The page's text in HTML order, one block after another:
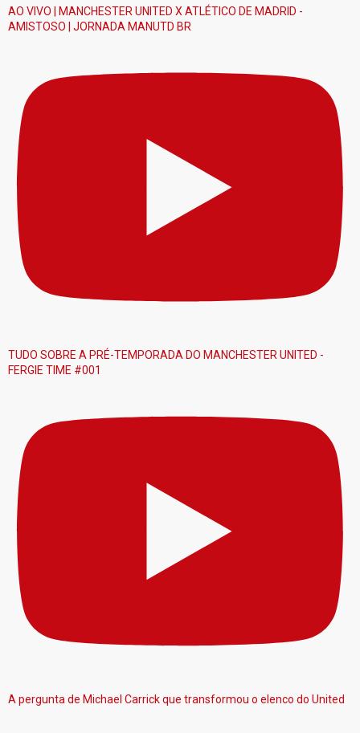
AO VIVO | MANCHESTER UNITED X ATLÉTICO DE MADRID -
AMISTOSO | JORNADA MANUTD BR
TUDO SOBRE A PRÉ-TEMPORADA DO MANCHESTER UNITED -
FERGIE TIME #001
A pergunta de Michael Carrick que transformou o elenco do United